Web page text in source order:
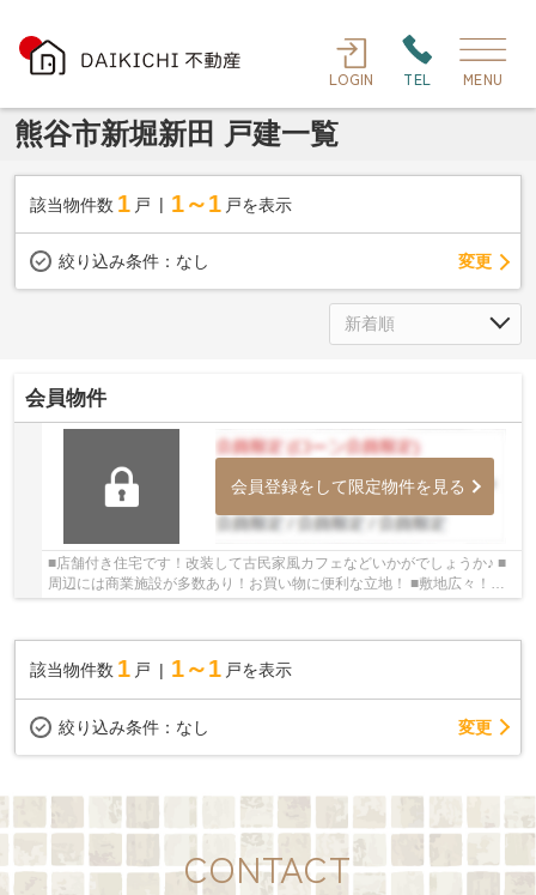
LOGIN TEL MENU
熊谷市新堀新田 戸建一覧
該当物件数 1 戸 1～1 戸を表示
絞り込み条件： なし 変更
会員物件
会員登録をして限定物件を見る
■店舗付き住宅です！改装して古民家風カフェなどいかがでしょうか♪ ■
周辺には商業施設が多数あり！お買い物に便利な立地！ ■敷地広々！家
庭菜園も楽しみ頂けます！ いつでもお気軽に...
該当物件数 1 戸 1～1 戸を表示
絞り込み条件： なし 変更
CONTACT